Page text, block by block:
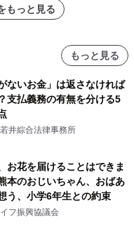
もっと見る
もっと見る
ないお金」は返さなければ
支払義務の有無を分ける5
井綜合法律事務所
お花を届けることはできま
本のおじいちゃん、おばあ
う、小学6年生との約束
フ振興協議会